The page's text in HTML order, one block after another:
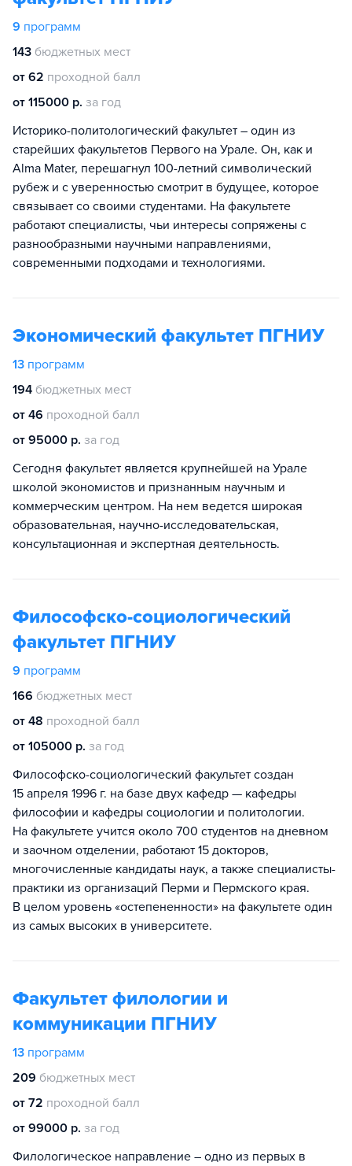
9 программ
143 бюджетных мест
от 62 проходной балл
от 115000 р. за год
Историко-политологический факультет – один из
старейших факультетов Первого на Урале. Он, как и
Alma Mater, перешагнул 100-летний символический
рубеж и с уверенностью смотрит в будущее, которое
связывает со своими студентами. На факультете
работают специалисты, чьи интересы сопряжены с
разнообразными научными направлениями,
современными подходами и технологиями.
Экономический факультет ПГНИУ
13 программ
194 бюджетных мест
от 46 проходной балл
от 95000 р. за год
Сегодня факультет является крупнейшей на Урале
школой экономистов и признанным научным и
коммерческим центром. На нем ведется широкая
образовательная, научно-исследовательская,
консультационная и экспертная деятельность.
Философско-социологический
факультет ПГНИУ
9 программ
166 бюджетных мест
от 48 проходной балл
от 105000 р. за год
Философско-социологический факультет создан
15 апреля 1996 г. на базе двух кафедр — кафедры
философии и кафедры социологии и политологии.
На факультете учится около 700 студентов на дневном
и заочном отделении, работают 15 докторов,
многочисленные кандидаты наук, а также специалисты-
практики из организаций Перми и Пермского края.
В целом уровень «остепененности» на факультете один
из самых высоких в университете.
Факультет филологии и
коммуникации ПГНИУ
13 программ
209 бюджетных мест
от 72 проходной балл
от 99000 р. за год
Филологическое направление – одно из первых в